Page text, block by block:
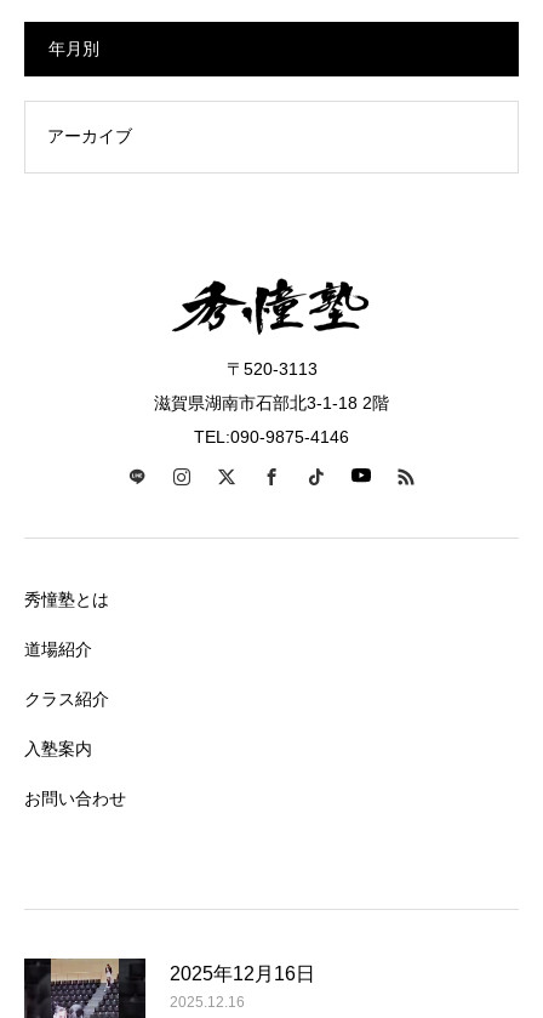
年月別
〒520-3113
滋賀県湖南市石部北3-1-18 2階
TEL:090-9875-4146
秀憧塾とは
道場紹介
クラス紹介
入塾案内
お問い合わせ
2025年12月16日
2025.12.16